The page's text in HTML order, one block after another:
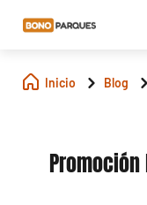
Inicio Blog
Promoción